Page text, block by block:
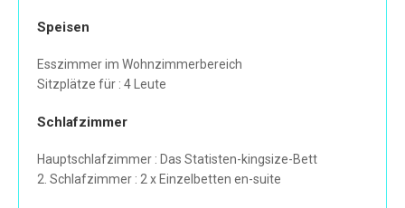
Speisen
Esszimmer im Wohnzimmerbereich
Sitzplätze für : 4 Leute
Schlafzimmer
Hauptschlafzimmer : Das Statisten-kingsize-Bett
2. Schlafzimmer : 2 x Einzelbetten en-suite